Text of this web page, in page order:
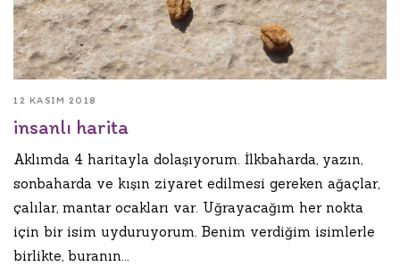
12 KASIM 2018
insanlı harita
Aklımda 4 haritayla dolaşıyorum. İlkbaharda, yazın,
sonbaharda ve kışın ziyaret edilmesi gereken ağaçlar,
çalılar, mantar ocakları var. Uğrayacağım her nokta
için bir isim uyduruyorum. Benim verdiğim isimlerle
birlikte, buranın...